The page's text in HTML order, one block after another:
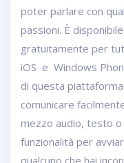
poter parlare con
passioni. È
gratuitamente per
iOS e Windows
di questa
comunicare
mezzo audio, testo
funzionalità per
qualcuno che hai